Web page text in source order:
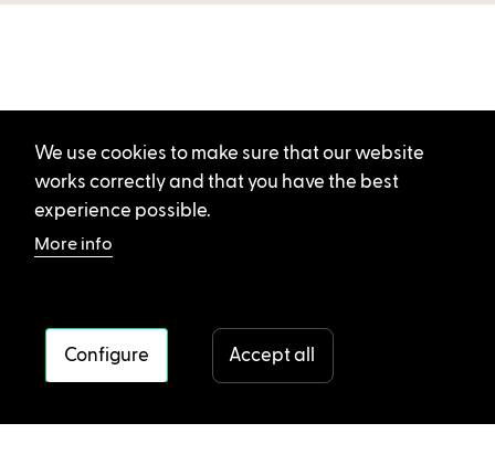
We use cookies to make sure that our website
works correctly and that you have the best
experience possible.
More info
Configure Accept all